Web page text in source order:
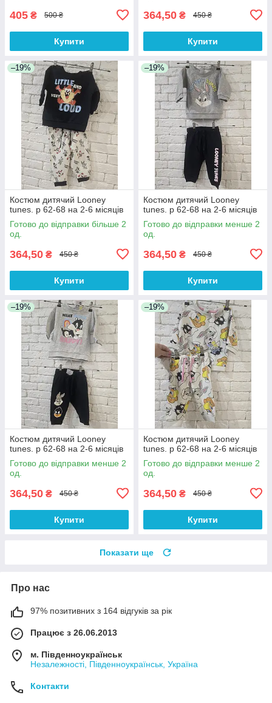
405 ₴ 500 ₴
Купити
364,50 ₴ 450 ₴
Купити
–19%
Костюм дитячий Looney
tunes. р 62-68 на 2-6 місяців
Готово до відправки більше 2
од.
364,50 ₴ 450 ₴
Купити
–19%
Костюм дитячий Looney
tunes. р 62-68 на 2-6 місяців
Готово до відправки менше 2
од.
364,50 ₴ 450 ₴
Купити
–19%
Костюм дитячий Looney
tunes. р 62-68 на 2-6 місяців
Готово до відправки менше 2
од.
364,50 ₴ 450 ₴
Купити
–19%
Костюм дитячий Looney
tunes. р 62-68 на 2-6 місяців
Готово до відправки менше 2
од.
364,50 ₴ 450 ₴
Купити
Показати ще
Про нас
97% позитивних з 164 відгуків за рік
Працює з 26.06.2013
м. Південноукраїнськ
Незалежності, Південноукраїнськ, Україна
Контакти